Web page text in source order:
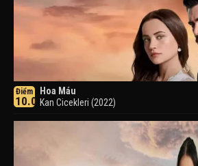
Điểm
10.0
Hoa Máu
Kan Cicekleri (2022)